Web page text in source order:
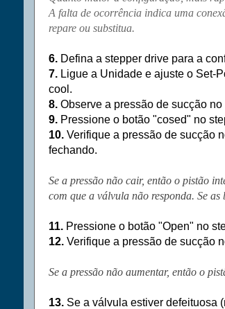
A falta de ocorrência indica uma
repare ou substitua.
6.Defina a stepper drivepara a
7.Ligue a Unidade e ajuste o Set-
cool .
8.Observe a pressão de sucção no
9.Pressione o botão "cosed" no
10.Verifique a pressão de sucção
fechando.
Se a pressão não cair, então o pistão
com que a válvula não responda. Se
11.Pressione o botão "Open" no
12.Verifique a pressão de sucção
Se a pressão não aumentar, então o
13.Se a válvula estiver defeituosa